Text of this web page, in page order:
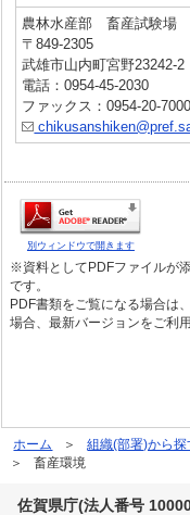
農林水産部 畜産試験場
〒849-2305
武雄市山内町宮野23242-2
電話：0954-45-2030
ファックス：0954-20-7000
別ウィンドウで開きます
※資料としてPDFファイルが
です。
PDF書類をご覧になる場合は
場合、最新バージョンをご利
ホーム 組織(部署)から探
畜産環境
佐賀県庁(法人番号